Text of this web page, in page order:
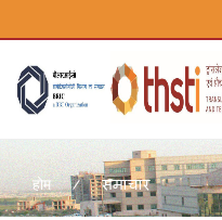
होम समाचार